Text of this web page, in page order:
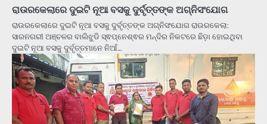
ରାଉରକେଲାରେ ଦୁଇଟି ନୂଆ ବସକୁ ଦୁର୍ବୃତ୍ତଙ୍କ ଅଗ୍ନିସଂଯୋଗ
ରାଉରକେଲାରେ ଦୁଇଟି ନୂଆ ବସକୁ ଦୁର୍ବୃତ୍ତଙ୍କ ଅଗ୍ନିସଂଯୋଗ ରାଉରକେଲା:
ସାରନଗରୀ ଅଞ୍ଚଳର ବାଲିଝୁଡି ସ୍ଵପ୍ନେଶ୍ଵର ମନ୍ଦିର ନିକଟରେ ଛିଡ଼ା ହୋଇଥିବା
ଦୁଇଟି ନୂଆ ବସକୁ ଦୁର୍ବୃତ୍ତମାନେ ନିଆଁ…